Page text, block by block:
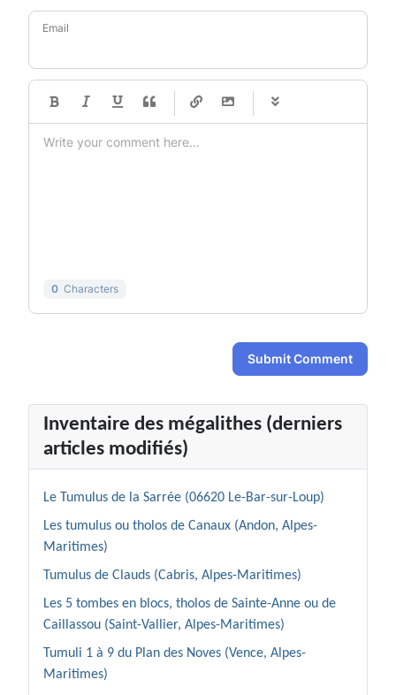
Email
-
-
-
-
0 Characters
Submit Comment
Inventaire des mégalithes (derniers
articles modifiés)
Le Tumulus de la Sarrée (06620 Le-Bar-sur-Loup)
Les tumulus ou tholos de Canaux (Andon, Alpes-
Maritimes)
Tumulus de Clauds (Cabris, Alpes-Maritimes)
Les 5 tombes en blocs, tholos de Sainte-Anne ou de
Caillassou (Saint-Vallier, Alpes-Maritimes)
Tumuli 1 à 9 du Plan des Noves (Vence, Alpes-
Maritimes)